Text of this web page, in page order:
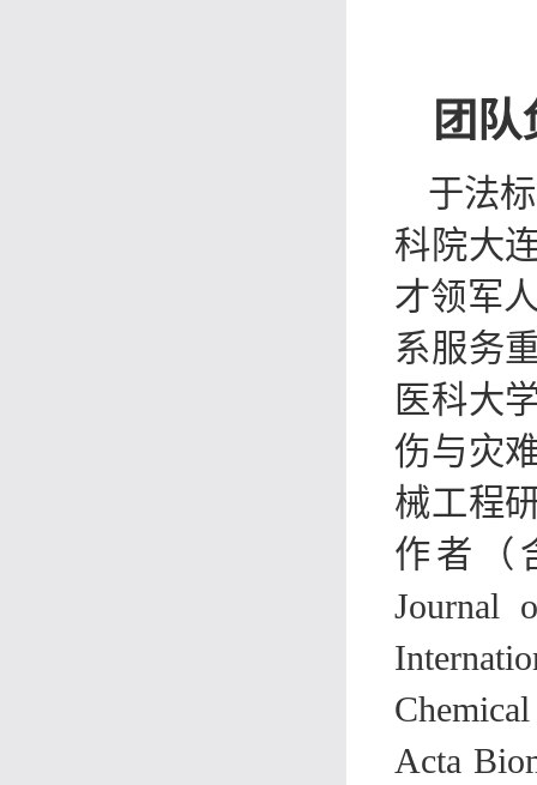
团
于法
科院大
才领军
系服务
医科大
伤与灾
械工程
作者（
Journal
Acta